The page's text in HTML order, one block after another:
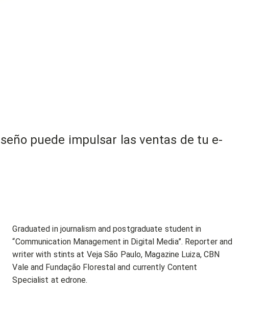
puede impulsar las ventas de tu e-
Graduated in journalism and postgraduate student in
“Communication Management in Digital Media”. Reporter and
writer with stints at Veja São Paulo, Magazine Luiza, CBN
Vale and Fundação Florestal and currently Content
Specialist at edrone.